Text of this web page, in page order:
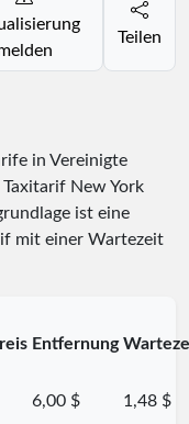
Teilen
in Vereinigte
New York
ist eine
mit einer Wartezeit
Entfernung
6,00 $ 1,48 $